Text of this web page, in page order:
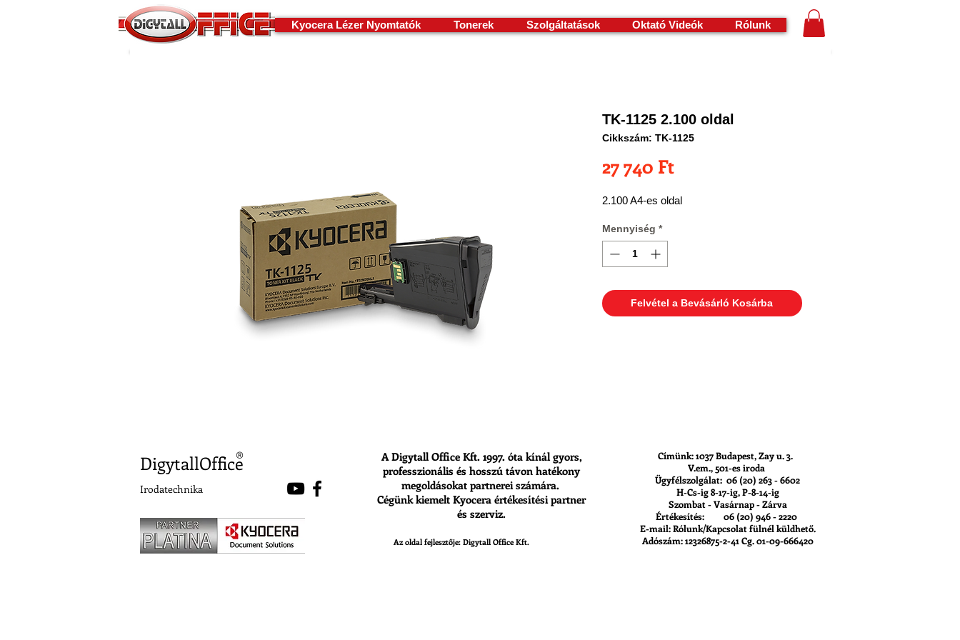
Kyocera Lézer Nyomtatók Tonerek Szolgáltatások Oktató Videók Rólunk
TK-1125 2.100 oldal
Cikkszám: TK-1125
27 740 FtÁr
2.100 A4-es oldal
Mennyiség *
Felvétel a Bevásárló Kosárba
DigytallOffice
®
Irodatechnika
A Digytall Office Kft. 1997. óta kínál gyors,
professzionális és hosszú távon hatékony
megoldásokat partnerei számára.
Cégünk kiemelt Kyocera értékesítési partner
és szerviz.
Az oldal fejlesztője: Digytall Office Kft.
Címünk: 1037 Budapest, Zay u. 3.
V.em., 501-es iroda
Ügyfélszolgálat: 06 (20) 263 - 6602
H-Cs-ig 8-17-ig, P-8-14-ig
Szombat - Vasárnap - Zárva
Értékesítés: 06 (20) 946 - 2220
E-mail: Rólunk/Kapcsolat fülnél küldhető.
Adószám: 12326875-2-41 Cg. 01-09-666420